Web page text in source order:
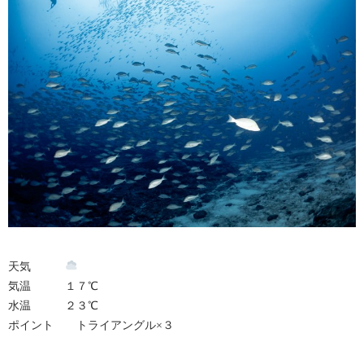
天気
気温 １７℃
水温 ２３℃
ポイント トライアングル×３